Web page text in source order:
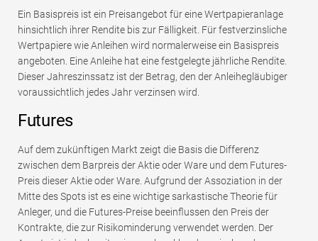
Ein Basispreis ist ein Preisangebot für eine Wertpapieranlage
hinsichtlich ihrer Rendite bis zur Fälligkeit. Für festverzinsliche
Wertpapiere wie Anleihen wird normalerweise ein Basispreis
angeboten. Eine Anleihe hat eine festgelegte jährliche Rendite.
Dieser Jahreszinssatz ist der Betrag, den der Anleihegläubiger
voraussichtlich jedes Jahr verzinsen wird.
Futures
Auf dem zukünftigen Markt zeigt die Basis die Differenz
zwischen dem Barpreis der Aktie oder Ware und dem Futures-
Preis dieser Aktie oder Ware. Aufgrund der Assoziation in der
Mitte des Spots ist es eine wichtige sarkastische Theorie für
Anleger, und die Futures-Preise beeinflussen den Preis der
Kontrakte, die zur Risikominderung verwendet werden. Der